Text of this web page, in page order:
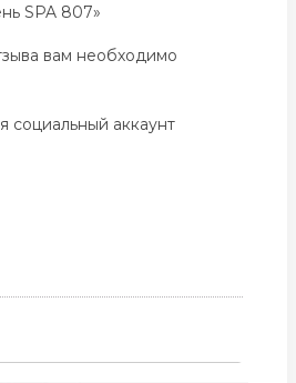
SPA 807»
вам необходимо
социальный аккаунт